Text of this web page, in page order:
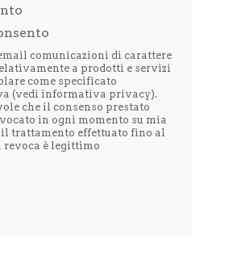
comunicazioni di carattere
a prodotti e servizi
come specificato
(vedi informativa privacy).
che il consenso prestato
in ogni momento su mia
il trattamento effettuato fino al
revoca è legittimo